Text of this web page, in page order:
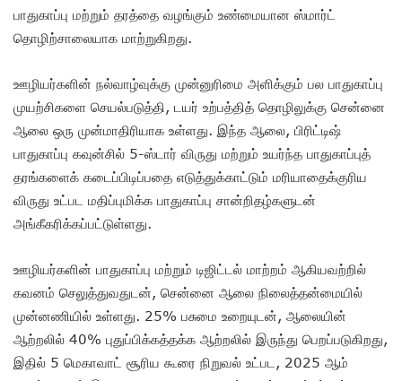
பாதுகாப்பு மற்றும் தரத்தை வழங்கும் உண்மையான ஸ்மார்ட்
தொழிற்சாலையாக மாற்றுகிறது.
ஊழியர்களின் நல்வாழ்வுக்கு முன்னுரிமை அளிக்கும் பல பாதுகாப்பு
முயற்சிகளை செயல்படுத்தி, டயர் உற்பத்தித் தொழிலுக்கு சென்னை
ஆலை ஒரு முன்மாதிரியாக உள்ளது. இந்த ஆலை, பிரிட்டிஷ்
பாதுகாப்பு கவுன்சில் 5-ஸ்டார் விருது மற்றும் உயர்ந்த பாதுகாப்புத்
தரங்களைக் கடைப்பிடிப்பதை எடுத்துக்காட்டும் மரியாதைக்குரிய
விருது உட்பட மதிப்புமிக்க பாதுகாப்பு சான்றிதழ்களுடன்
அங்கீகரிக்கப்பட்டுள்ளது.
ஊழியர்களின் பாதுகாப்பு மற்றும் டிஜிட்டல் மாற்றம் ஆகியவற்றில்
கவனம் செலுத்துவதுடன், சென்னை ஆலை நிலைத்தன்மையில்
முன்னணியில் உள்ளது. 25% பசுமை உறையுடன், ஆலையின்
ஆற்றலில் 40% புதுப்பிக்கத்தக்க ஆற்றலில் இருந்து பெறப்படுகிறது,
இதில் 5 மெகாவாட் சூரிய கூரை நிறுவல் உட்பட, 2025 ஆம்